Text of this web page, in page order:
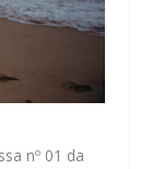
nº 01 da